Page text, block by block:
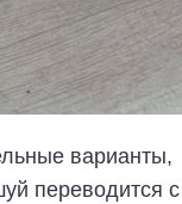
варианты,
переводится с